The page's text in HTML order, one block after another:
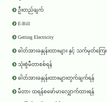
ဦးတည်ချက်
E-Bill
Getting Electricity
ဓါတ်အားခနှုန်းထားများ နှင့် သက်မှတ်ကြေး
သုံးစွဲမီတာစစ်ရန်
ဓါတ်အားခနှုန်းထားများတွက်ချက်ရန်
မီတာ၊ ထရန်စဖော်မာလျှောက်ထားရန်